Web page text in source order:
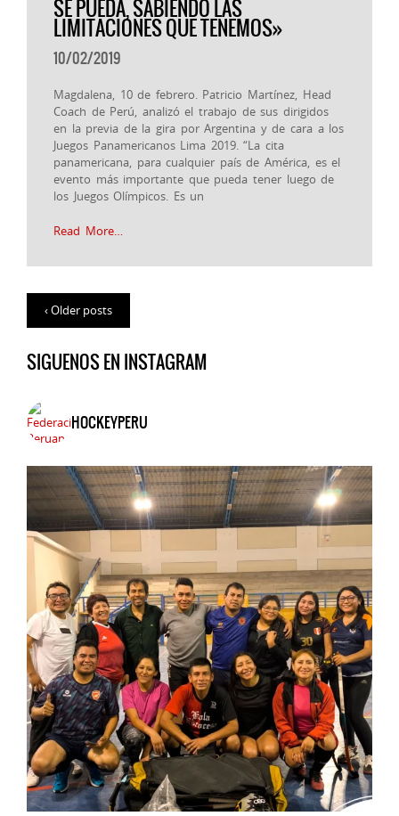
SE PUEDA, SABIENDO LAS
LIMITACIONES QUE TENEMOS»
10/02/2019
Magdalena, 10 de febrero. Patricio Martínez, Head
Coach de Perú, analizó el trabajo de sus dirigidos
en la previa de la gira por Argentina y de cara a los
Juegos Panamericanos Lima 2019. “La cita
panamericana, para cualquier país de América, es el
evento más importante que pueda tener luego de
los Juegos Olímpicos. Es un
Read More…
‹ Older posts
SIGUENOS EN INSTAGRAM
HOCKEYPERU